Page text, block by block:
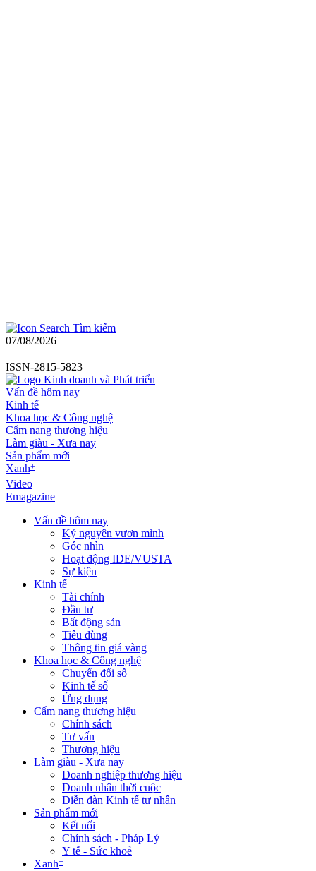
Tìm kiếm
07/08/2026
ISSN-2815-5823
Vấn đề hôm nay
Kinh tế
Khoa học & Công nghệ
Cẩm nang thương hiệu
Làm giàu - Xưa nay
Sản phẩm mới
Xanh+
Video
Emagazine
Vấn đề hôm nay
Kỷ nguyên vươn mình
Góc nhìn
Hoạt động IDE/VUSTA
Sự kiện
Kinh tế
Tài chính
Đầu tư
Bất động sản
Tiêu dùng
Thông tin giá vàng
Khoa học & Công nghệ
Chuyển đổi số
Kinh tế số
Ứng dụng
Cẩm nang thương hiệu
Chính sách
Tư vấn
Thương hiệu
Làm giàu - Xưa nay
Doanh nghiệp thương hiệu
Doanh nhân thời cuộc
Diễn đàn Kinh tế tư nhân
Sản phẩm mới
Kết nối
Chính sách - Pháp Lý
Y tế - Sức khoẻ
Xanh+